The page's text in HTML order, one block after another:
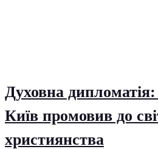
Духовна
Київ промовив до
християнства